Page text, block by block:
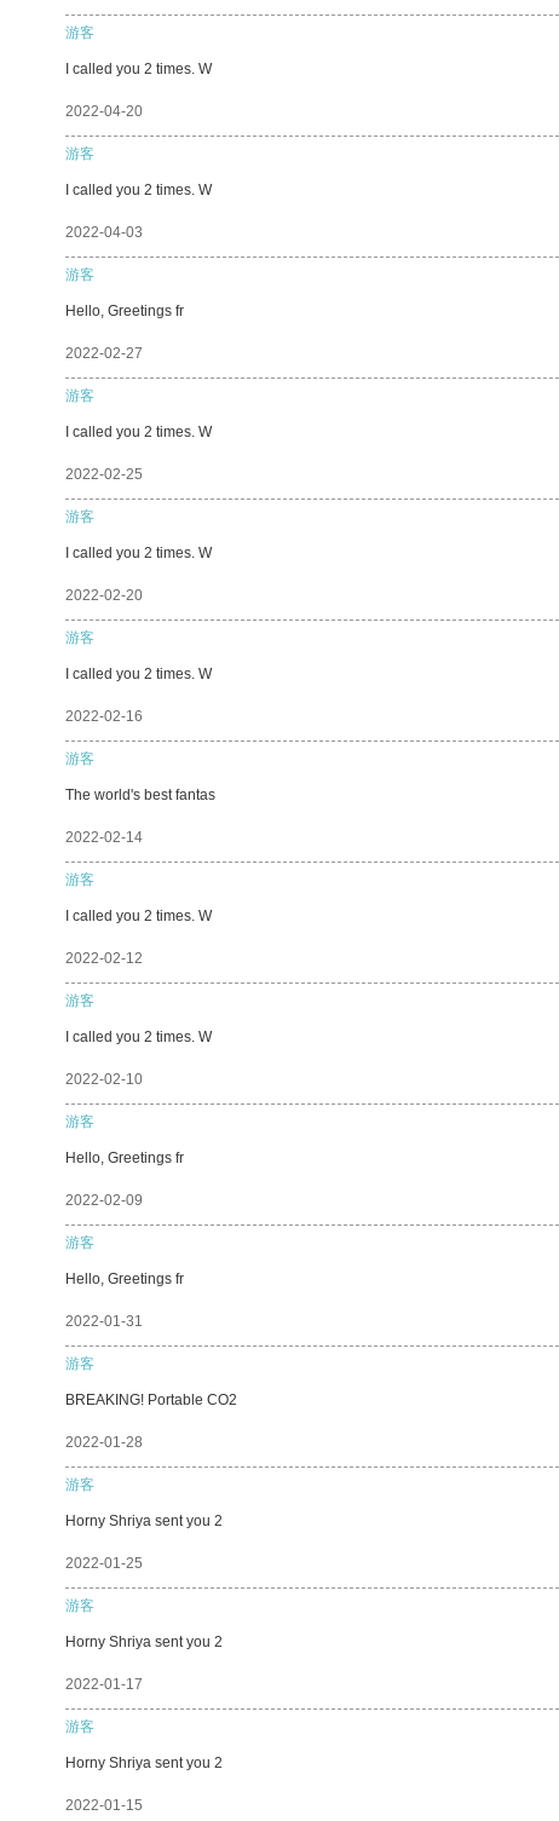
游客
I called you 2 times. W
2022-04-20
游客
I called you 2 times. W
2022-04-03
游客
Hello, Greetings fr
2022-02-27
游客
I called you 2 times. W
2022-02-25
游客
I called you 2 times. W
2022-02-20
游客
I called you 2 times. W
2022-02-16
游客
The world's best fantas
2022-02-14
游客
I called you 2 times. W
2022-02-12
游客
I called you 2 times. W
2022-02-10
游客
Hello, Greetings fr
2022-02-09
游客
Hello, Greetings fr
2022-01-31
游客
BREAKING! Portable CO2
2022-01-28
游客
Horny Shriya sent you 2
2022-01-25
游客
Horny Shriya sent you 2
2022-01-17
游客
Horny Shriya sent you 2
2022-01-15